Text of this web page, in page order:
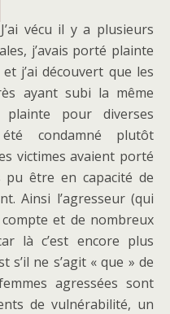
J’ai vécu il y a plusieurs
j’avais porté plainte
j’ai découvert que les
ayant subi la même
pour diverses
condamné plutôt
victimes avaient porté
pu être en capacité de
Ainsi l’agresseur (qui
et de nombreux
là c’est encore plus
ne s’agit « que » de
agressées sont
de vulnérabilité, un